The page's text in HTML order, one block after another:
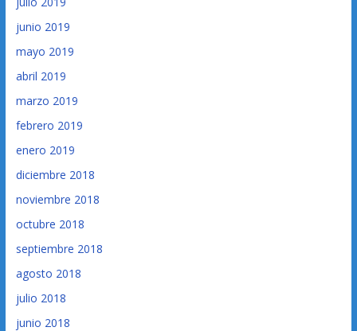
junio 2019
mayo 2019
abril 2019
marzo 2019
febrero 2019
enero 2019
diciembre 2018
noviembre 2018
octubre 2018
septiembre 2018
agosto 2018
julio 2018
junio 2018